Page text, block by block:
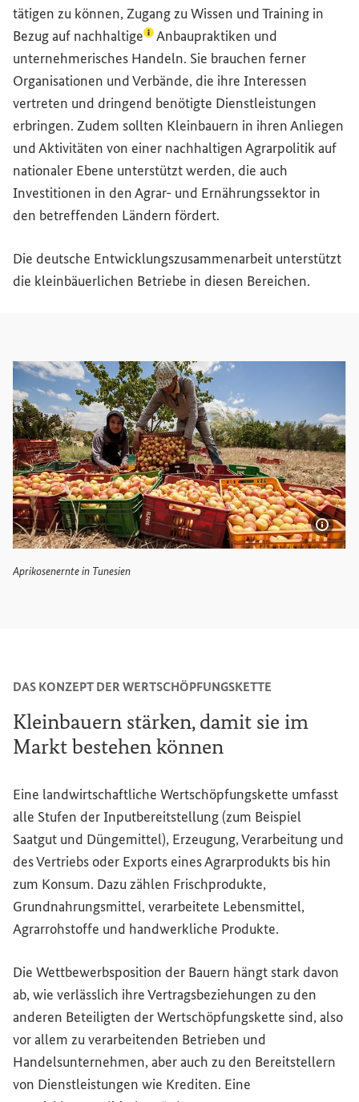
tätigen zu können, Zugang zu Wissen und Training in
Bezug auf nachhaltige(Lexikon-Eintrag zum Begriff
Anbaupraktiken und
unternehmerisches Handeln. Sie brauchen ferner
Organisationen und Verbände, die ihre Interessen
vertreten und dringend benötigte Dienstleistungen
erbringen. Zudem sollten Kleinbauern in ihren Anliegen
und Aktivitäten von einer nachhaltigen Agrarpolitik auf
nationaler Ebene unterstützt werden, die auch
Investitionen in den Agrar- und Ernährungssektor in
den betreffenden Ländern fördert.
Die deutsche Entwicklungszusammenarbeit unterstützt
die kleinbäuerlichen Betriebe in diesen Bereichen.
Aprikosenernte in Tunesien
DAS KONZEPT DER WERTSCHÖPFUNGSKETTE
Kleinbauern stärken, damit sie im
Markt bestehen können
Eine landwirtschaftliche Wertschöpfungskette umfasst
alle Stufen der Inputbereitstellung (zum Beispiel
Saatgut und Düngemittel), Erzeugung, Verarbeitung und
des Vertriebs oder Exports eines Agrarprodukts bis hin
zum Konsum. Dazu zählen Frischprodukte,
Grundnahrungsmittel, verarbeitete Lebensmittel,
Agrarrohstoffe und handwerkliche Produkte.
Die Wettbewerbsposition der Bauern hängt stark davon
ab, wie verlässlich ihre Vertragsbeziehungen zu den
anderen Beteiligten der Wertschöpfungskette sind, also
vor allem zu verarbeitenden Betrieben und
Handelsunternehmen, aber auch zu den Bereitstellern
von Dienstleistungen wie Krediten. Eine